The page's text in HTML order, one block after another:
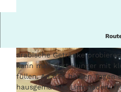
in Frankfurt
arabische Getränke
kann man dort Hunger mit
füllen. An den heißen Tagen
hausgemachte Limonaden,